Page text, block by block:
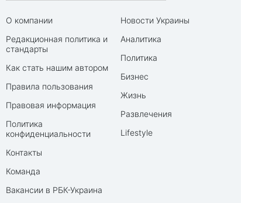
О компании
Редакционная политика и
стандарты
Как стать нашим автором
Правила пользования
Правовая информация
Политика
конфиденциальности
Контакты
Команда
Вакансии в РБК-Украина
Новости Украины
Аналитика
Политика
Бизнес
Жизнь
Развлечения
Lifestyle